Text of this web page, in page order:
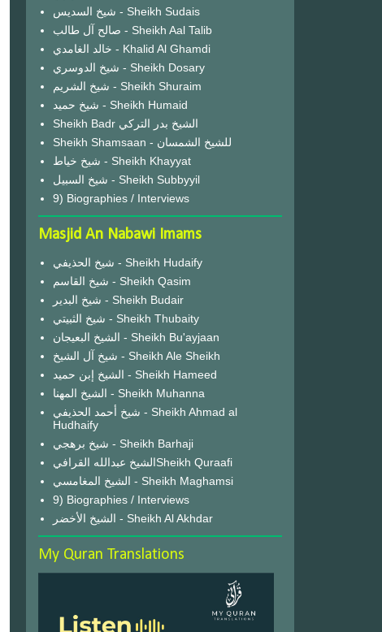
شيخ السديس - Sheikh Sudais
صالح آل طالب - Sheikh Aal Talib
خالد الغامدي - Khalid Al Ghamdi
شيخ الدوسري - Sheikh Dosary
شيخ الشريم - Sheikh Shuraim
شيخ حميد - Sheikh Humaid
Sheikh Badr الشيخ بدر التركي
Sheikh Shamsaan - للشيخ الشمسان
شيخ خياط - Sheikh Khayyat
شيخ السبيل - Sheikh Subbyyil
9) Biographies / Interviews
Masjid An Nabawi Imams
شيخ الحذيفي - Sheikh Hudaify
شيخ القاسم - Sheikh Qasim
شيخ البدير - Sheikh Budair
شيخ الثبيتي - Sheikh Thubaity
الشيخ البعيجان - Sheikh Bu'ayjaan
شيخ آل الشيخ - Sheikh Ale Sheikh
الشيخ إبن حميد - Sheikh Hameed
الشيخ المهنا - Sheikh Muhanna
شيخ أحمد الحذيفي - Sheikh Ahmad al
Hudhaify
شيخ برهجي - Sheikh Barhaji
الشيخ عبدالله القرافيSheikh Quraafi
الشيخ المغامسي - Sheikh Maghamsi
9) Biographies / Interviews
الشيخ الأخضر - Sheikh Al Akhdar
My Quran Translations